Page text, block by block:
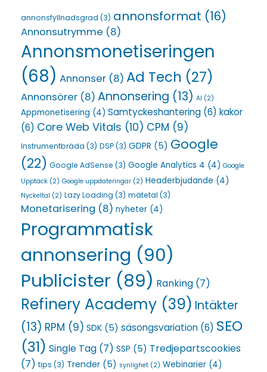
annonsfyllnadsgrad (3) annonsformat (16)
Annonsutrymme (8)
Annonsmonetiseringen
(68) Annonser (8) Ad Tech (27)
Annonsörer (8) Annonsering (13) AI (2)
Appmonetisering (4) Samtyckeshantering (6) kakor
(6) Core Web Vitals (10) CPM (9)
Instrumentbräda (3) DSP(3) GDPR (5) Google
(22) Google AdSense (3) Google Analytics 4 (4) Google
Upptäck (2) Google uppdateringar (2) Headerbjudande (4)
Nyckeltal (2) Lazy Loading (3) mätetal (3)
Monetarisering (8) nyheter (4)
Programmatisk
annonsering (90)
Publicister (89) Ranking (7)
Refinery Academy (39) Intäkter
(13) RPM (9) SDK (5) säsongsvariation (6) SEO
(31) Single Tag (7) SSP (5) Tredjepartscookies
(7) tips (3) Trender (5) synlighet (2) Webinarier (4)